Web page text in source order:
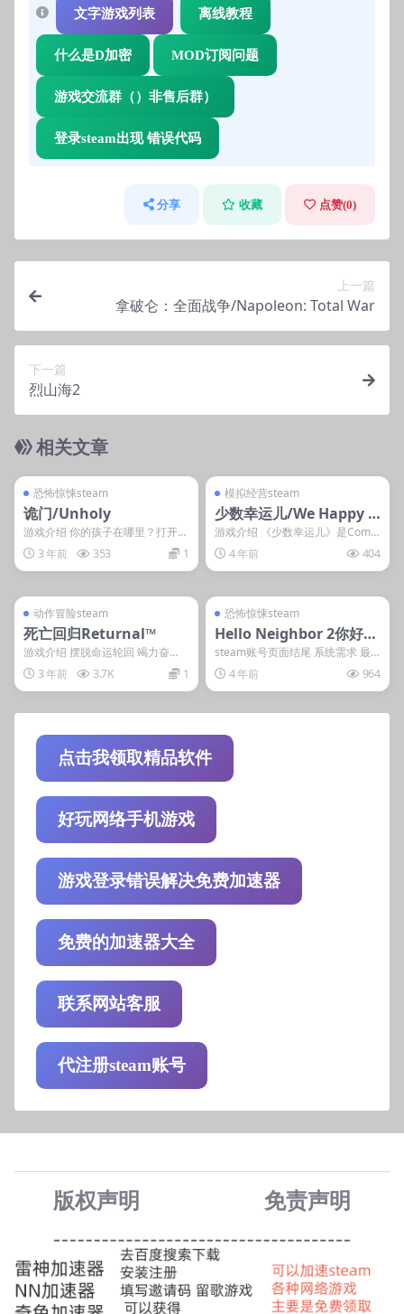
文字游戏列表 离线教程
什么是D加密 MOD订阅问题
游戏交流群（）非售后群）
登录steam出现 错误代码
分享 收藏 点赞(0)
上一篇
拿破仑：全面战争/Napoleon: Total War
下一篇
烈山海2
相关文章
恐怖惊悚steam
诡门/Unholy
游戏介绍 你的孩子在哪里？打开那
扇自现世通往暗黑邪秽的大门，破
解重重谜团。在两个...
3 年前 353 1
模拟经营steam
少数幸运儿/We Happy F
ew
游戏介绍 《少数幸运儿》是Comp
ulsion Games旗下的一款全新60
年代...4 年前 404
动作冒险steam
死亡回归Returnal™
游戏介绍 摆脱命运轮回 竭力奋
战，求得生存。在这款获奖无数的
第三人称射击游戏中，...
3 年前 3.7K 1
恐怖惊悚steam
Hello Neighbor 2你好邻
居2
steam账号页面结尾 系统需求 最
低配置: 操作系统: Windows 10/...
4 年前 964
点击我领取精品软件
好玩网络手机游戏
游戏登录错误解决免费加速器
免费的加速器大全
联系网站客服
代注册steam账号
版权声明 免责声明